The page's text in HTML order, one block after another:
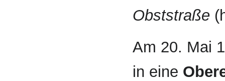
Obst­straße
Am 20. Mai
in eine